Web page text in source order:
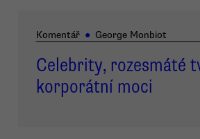
Komentář ● George Monbiot
Celebrity, rozesmáté
korporátní moci